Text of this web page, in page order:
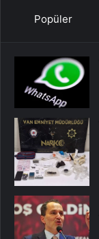
Popüler